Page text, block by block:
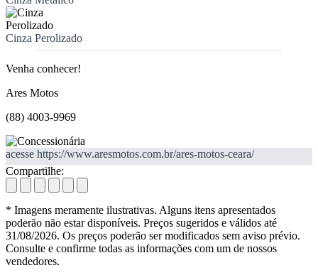
Cinza Perolizado
Venha conhecer!
Ares Motos
(88) 4003-9969
acesse https://www.aresmotos.com.br/ares-motos-ceara/
Compartilhe:
* Imagens meramente ilustrativas. Alguns itens apresentados
poderão não estar disponíveis. Preços sugeridos e válidos até
31/08/2026. Os preços poderão ser modificados sem aviso prévio.
Consulte e confirme todas as informações com um de nossos
vendedores.